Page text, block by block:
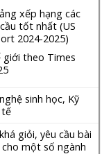
xếp hạng các
tốt nhất (US
2024-2025)
giới theo Times
sinh học, Kỹ
tế
giỏi, yêu cầu bài
một số ngành